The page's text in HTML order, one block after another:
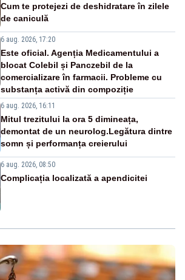
Cum te protejezi de deshidratare în zilele
de caniculă
6 aug. 2026, 17:20
Este oficial. Agenția Medicamentului a
blocat Colebil și Panczebil de la
comercializare în farmacii. Probleme cu
substanța activă din compoziție
6 aug. 2026, 16:11
Mitul trezitului la ora 5 dimineața,
demontat de un neurolog.Legătura dintre
somn și performanța creierului
6 aug. 2026, 08:50
Complicația localizată a apendicitei